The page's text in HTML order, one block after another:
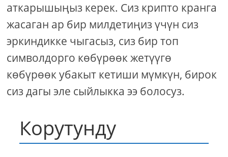
аткарышыңыз керек. Сиз крипто кранга
жасаган ар бир милдетиңиз үчүн сиз
эркиндикке чыгасыз, сиз бир топ
символдорго көбүрөөк жетүүгө
көбүрөөк убакыт кетиши мүмкүн, бирок
сиз дагы эле сыйлыкка ээ болосуз.
Корутунду